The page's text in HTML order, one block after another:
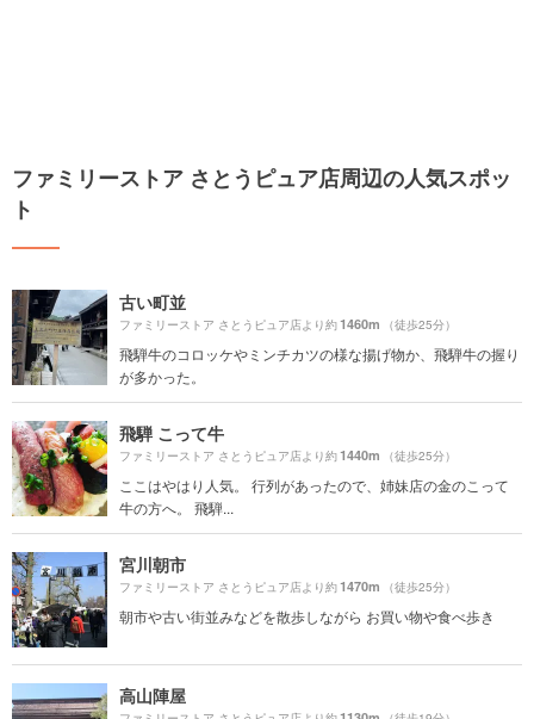
ファミリーストア さとうピュア店周辺の人気スポッ
ト
古い町並
ファミリーストア さとうピュア店より約1460m （徒歩25分）
飛騨牛のコロッケやミンチカツの様な揚げ物か、飛騨牛の握り
が多かった。
飛騨 こって牛
ファミリーストア さとうピュア店より約1440m （徒歩25分）
ここはやはり人気。 行列があったので、姉妹店の金のこって
牛の方へ。 飛騨...
宮川朝市
ファミリーストア さとうピュア店より約1470m （徒歩25分）
朝市や古い街並みなどを散歩しながら お買い物や食べ歩き
高山陣屋